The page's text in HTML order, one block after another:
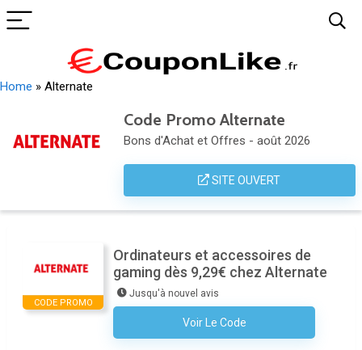
Home » Alternate
Code Promo Alternate
Bons d'Achat et Offres - août 2026
SITE OUVERT
CODE PROMO
Ordinateurs et accessoires de
gaming dès 9,29€ chez Alternate
Jusqu'à nouvel avis
Voir Le Code
Aucun Code N'est Nécessaire